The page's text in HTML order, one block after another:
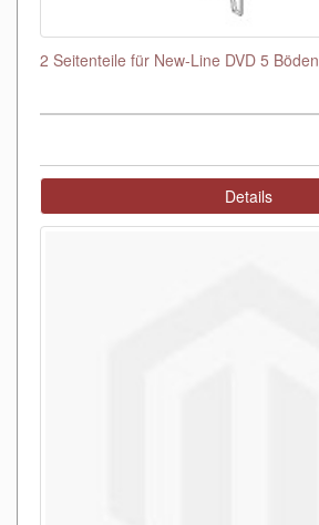
2 Seitenteile für New-Line DVD 5 Böden
Details